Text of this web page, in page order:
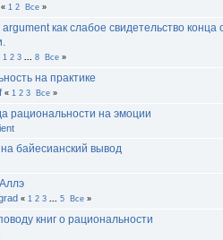
« 1 2 Все »
как слабое свидетельство конца
1 2 3 8 Все »
на практике
« 1 2 3 Все »
рациональности на эмоции
байесианский вывод
« 1 2 3 5 Все »
книг о рациональности